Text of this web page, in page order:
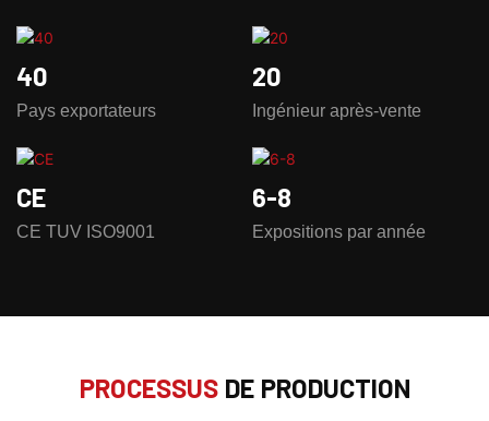
40
Pays exportateurs
20
Ingénieur après-vente
CE
CE TUV ISO9001
6-8
Expositions par année
PROCESSUSDE PRODUCTION